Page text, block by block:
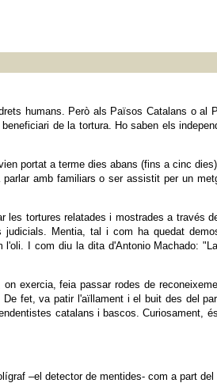
humans. Però als Països Catalans o al
de la tortura. Ho saben els
portat a terme dies abans (fins a cinc
amb familiars o ser assistit per un
tortures relatades i mostrades a través
Mentia, tal i com ha quedat
I com diu la dita d'Antonio Machado:
exercia, feia passar rodes de
fet, va patir l'aïllament i el buit des del
catalans i bascos. Curiosament,
–el detector de mentides- com a part